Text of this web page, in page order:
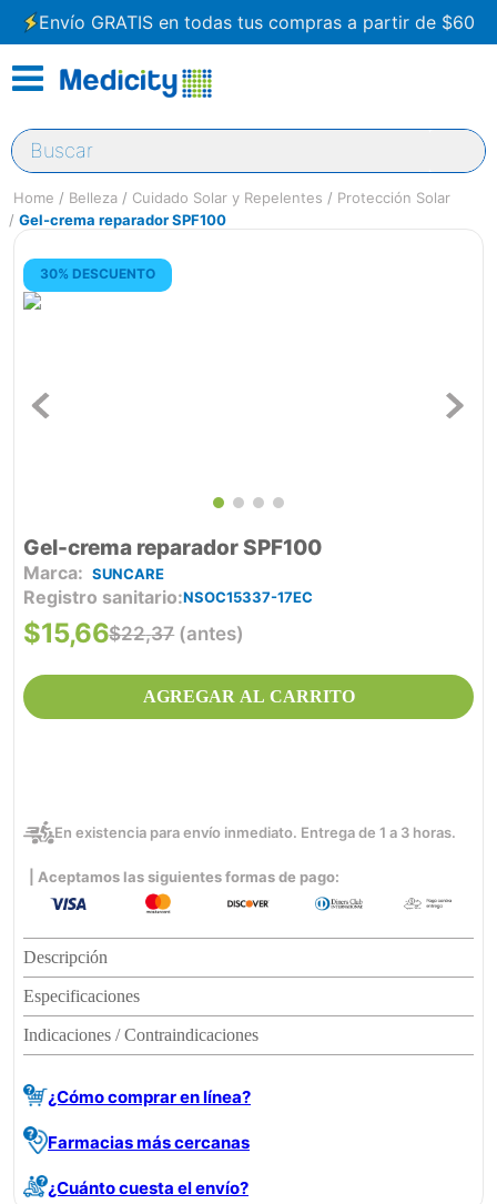
Envío GRATIS en todas tus compras a partir de $60
Buscar
Belleza Cuidado Solar y Repelentes
Protección Solar
Gel-crema reparador SPF100
30% DESCUENTO
Gel-crema reparador SPF100
SUNCARE
Registro sanitario NSOC15337-17EC
$22,37 (antes)
$15,66
AGREGAR AL CARRITO
En existencia para envío inmediato. Entrega de 1 a 3 horas.
| Aceptamos las siguientes formas de pago:
Descripción
Especificaciones
Indicaciones / Contraindicaciones
¿Cómo comprar en línea?
Farmacias más cercanas
¿Cuánto cuesta el envío?